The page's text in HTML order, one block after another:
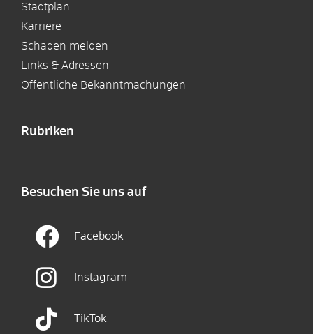
Stadtplan
Karriere
Schaden melden
Links & Adressen
Öffentliche Bekanntmachungen
Rubriken
Besuchen Sie uns auf
Facebook
Instagram
TikTok